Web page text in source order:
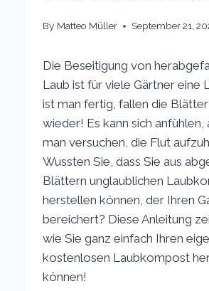
By Matteo Müller September 21,
Die Beseitigung von
Laub ist für viele Gärtner eine
ist man fertig, fallen die
wieder! Es kann sich anfühlen,
man versuchen, die Flut
Wussten Sie, dass Sie aus
Blättern unglaublichen
herstellen können, der Ihren
bereichert? Diese Anleitung
wie Sie ganz einfach Ihren
kostenlosen Laubkompost
können!